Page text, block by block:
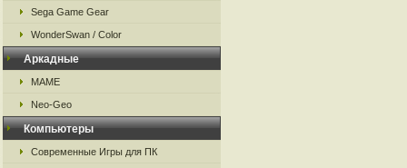
Sega Game Gear
WonderSwan / Color
Аркадные
MAME
Neo-Geo
Компьютеры
Современные Игры для ПК